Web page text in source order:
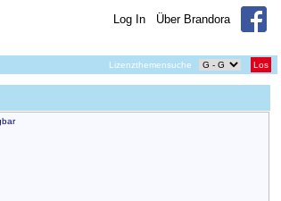
Log In Über Brandora
Lizenzthemensuche Los